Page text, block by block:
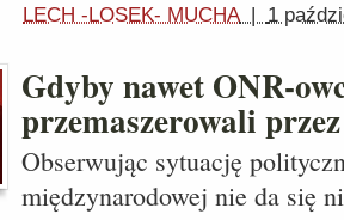
LECH -LOSEK- MUCHA| 1
Gdyby nawet ONR-
przemaszerowali
Obserwując sytuację
międzynarodowej nie da się